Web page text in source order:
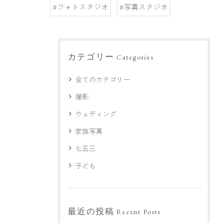
#フォトスタジオ #写真スタジオ
カテゴリー Categories
全てのカテゴリー
撮影
ウェディング
家族写真
七五三
子ども
最近の投稿 Recent Posts